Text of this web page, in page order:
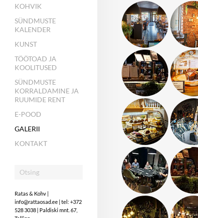
KOHVIK
SÜNDMUSTE
KALENDER
KUNST
TÖÖTOAD JA
KOOLITUSED
SÜNDMUSTE
KORRALDAMINE JA
RUUMIDE RENT
E-POOD
GALERII
KONTAKT
Ratas & Kohv |
info@rattaosad.ee | tel: +372
528 3038 | Paldiski mnt. 67,